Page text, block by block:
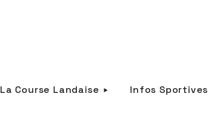
La Course Landaise Infos Sportives